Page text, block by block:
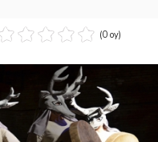
(0 oy)